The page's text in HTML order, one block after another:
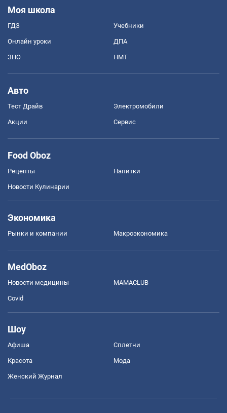
Моя школа
ГДЗ Учебники
Онлайн уроки ДПА
ЗНО НМТ
Авто
Тест Драйв Электромобили
Акции Сервис
Food Oboz
Рецепты Напитки
Новости Кулинарии
Экономика
Рынки и компании Mакроэкономика
MedOboz
Новости медицины MAMACLUB
Covid
Шоу
Афиша Сплетни
Красота Мода
Женский Журнал